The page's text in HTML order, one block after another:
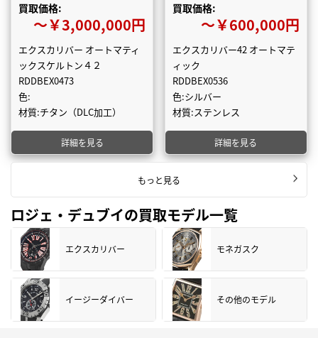
買取価格:
〜￥3,000,000円
エクスカリバー オートマティ
ックスケルトン４２
RDDBEX0473
色:
材質:チタン（DLC加工）
詳細を見る
買取価格:
〜￥600,000円
エクスカリバー42 オートマテ
ィック
RDDBEX0536
色:シルバー
材質:ステンレス
詳細を見る
もっと見る
ロジェ・デュブイの買取モデル一覧
エクスカリバー モネガスク
イージーダイバー その他のモデル